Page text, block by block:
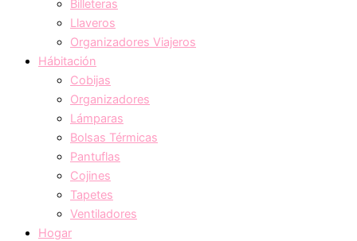
Billeteras
Llaveros
Organizadores Viajeros
Hábitación
Cobijas
Organizadores
Lámparas
Bolsas Térmicas
Pantuflas
Cojines
Tapetes
Ventiladores
Hogar